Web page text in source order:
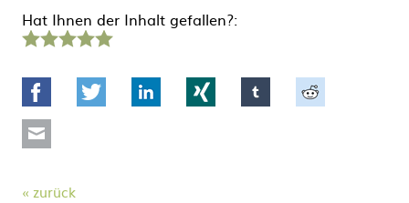
Hat Ihnen der Inhalt gefallen?:
Stern Sterne Sterne Sterne Sterne
Facebook Twitter LinkedIn tumblr
zurück